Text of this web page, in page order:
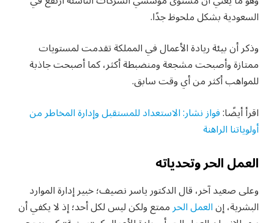
السعودية بشكل ملحوظ جدًا.
وذكر أن بيئة ريادة الأعمال في المملكة تقدمت لمستويات
ممتازة وأصبحت مشجعة ومنضبطة أكثر، كما أصبحت جاذبة
للمواهب أكثر من أي وقت سابق.
اقرأ أيضًا:فواز نشار: الاستعداد للمستقبل وإدارة المخاطر من
أولوياتنا الراهنة
العمل الحر وتحدياته
وعلى صعيد آخر، قال الدكتور ياسر نصيف؛ خبير إدارة الموارد
البشرية، إنالعمل الحرممتع ولكن ليس لكل أحد؛ إذ لا يكفي أن